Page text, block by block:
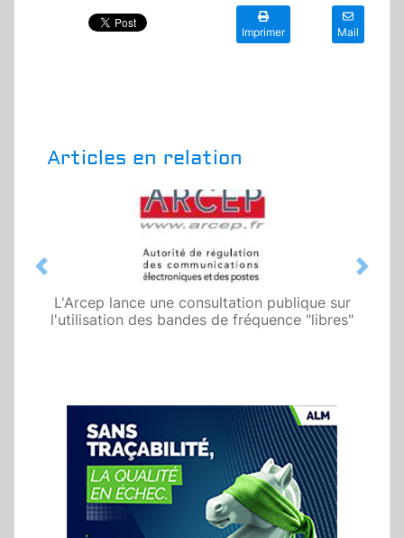
Imprimer Mail
Articles en relation
L'Arcep lance une consultation publique sur
l'utilisation des bandes de fréquence "libres"
Previous Next